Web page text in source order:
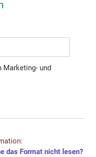
Marketing- und
das Format nicht lesen?